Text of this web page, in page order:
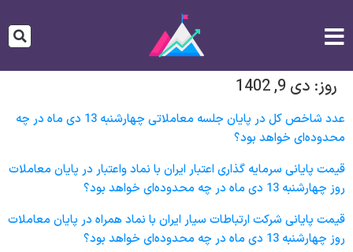
روز: دی 9, 1402
عدد شاخص کل در پایان جلسه معاملاتی چهارشنبه 13 دی ماه در چه
محدوده‌ای خواهد بود؟
قیمت پایانی سرمايه گذاری اعتبار ايران با نماد واعتبار در پایان معاملات
روز چهارشنبه 13 دی ماه در چه محدوده‌ای خواهد بود؟
قیمت پایانی شركت ارتباطات سيار ايران با نماد همراه در پایان معاملات
روز چهارشنبه 13 دی ماه در چه محدوده‌ای خواهد بود؟